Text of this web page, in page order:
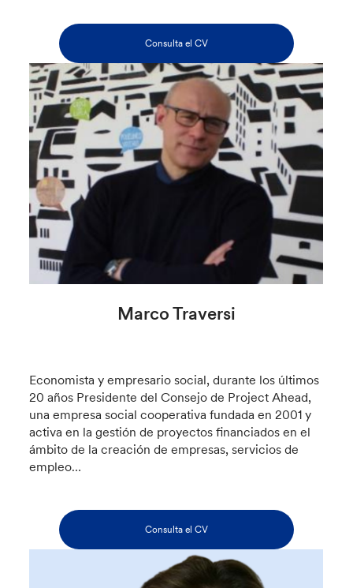
Consulta el CV
Marco Traversi
Economista y empresario social, durante los últimos
20 años Presidente del Consejo de Project Ahead,
una empresa social cooperativa fundada en 2001 y
activa en la gestión de proyectos financiados en el
ámbito de la creación de empresas, servicios de
empleo…
Consulta el CV